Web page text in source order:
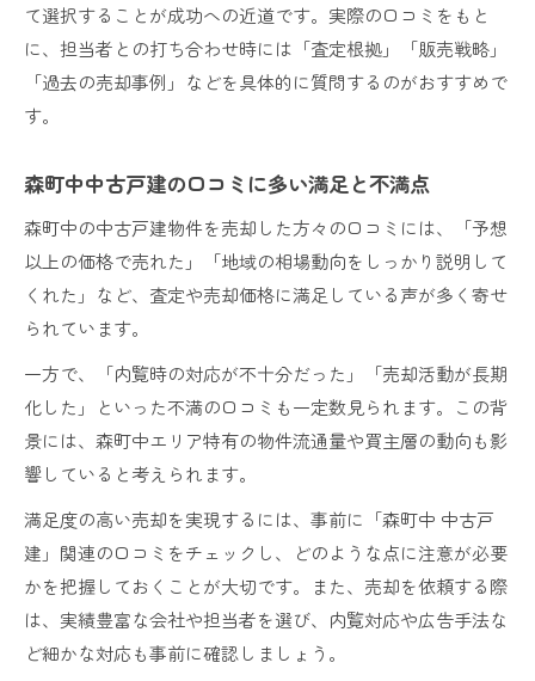
て選択することが成功への近道です。実際の口コミをもと
に、担当者との打ち合わせ時には「査定根拠」「販売戦略」
「過去の売却事例」などを具体的に質問するのがおすすめで
す。
森町中中古戸建の口コミに多い満足と不満点
森町中の中古戸建物件を売却した方々の口コミには、「予想
以上の価格で売れた」「地域の相場動向をしっかり説明して
くれた」など、査定や売却価格に満足している声が多く寄せ
られています。
一方で、「内覧時の対応が不十分だった」「売却活動が長期
化した」といった不満の口コミも一定数見られます。この背
景には、森町中エリア特有の物件流通量や買主層の動向も影
響していると考えられます。
満足度の高い売却を実現するには、事前に「森町中 中古戸
建」関連の口コミをチェックし、どのような点に注意が必要
かを把握しておくことが大切です。また、売却を依頼する際
は、実績豊富な会社や担当者を選び、内覧対応や広告手法な
ど細かな対応も事前に確認しましょう。